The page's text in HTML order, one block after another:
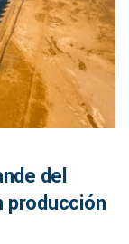
del
producción